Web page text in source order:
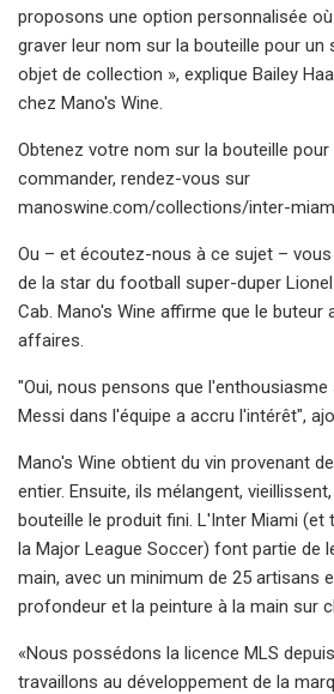
proposons une option personnalisée
graver leur nom sur la bouteille pour un
objet de collection », explique Bailey
chez Mano's Wine.
Obtenez votre nom sur la bouteille pour
commander, rendez-vous sur
manoswine.com/collections/inter-
Ou – et écoutez-nous à ce sujet –
de la star du football super-duper
Cab. Mano's Wine affirme que le buteur
affaires.
"Oui, nous pensons que
Messi dans l'équipe a accru l'intérêt",
Mano's Wine obtient du vin provenant
entier. Ensuite, ils mélangent,
bouteille le produit fini. L'Inter Miami (et
la Major League Soccer) font partie de
main, avec un minimum de 25 artisans
profondeur et la peinture à la main sur
«Nous possédons la licence MLS
travaillons au développement de la